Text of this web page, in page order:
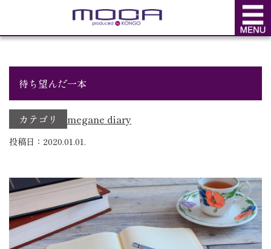
BLOG
待ち望んだ一本
カテゴリ megane diary
投稿日：2020.01.01.